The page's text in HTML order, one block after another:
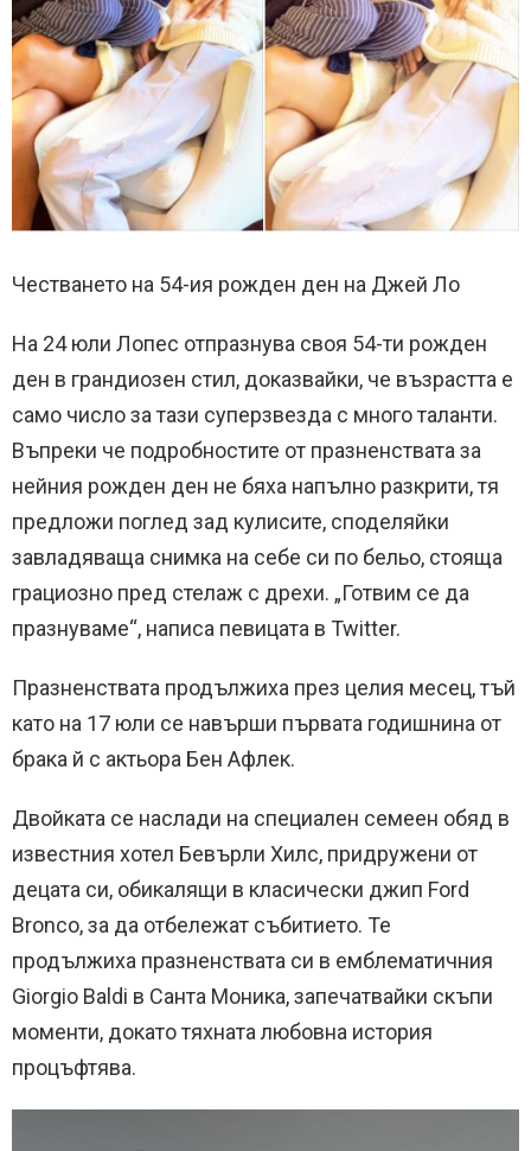
Честването на 54-ия рожден ден на Джей Ло
На 24 юли Лопес отпразнува своя 54-ти рожден
ден в грандиозен стил, доказвайки, че възрастта е
само число за тази суперзвезда с много таланти.
Въпреки че подробностите от празненствата за
нейния рожден ден не бяха напълно разкрити, тя
предложи поглед зад кулисите, споделяйки
завладяваща снимка на себе си по бельо, стояща
грациозно пред стелаж с дрехи. „Готвим се да
празнуваме“, написа певицата в Twitter.
Празненствата продължиха през целия месец, тъй
като на 17 юли се навърши първата годишнина от
брака й с актьора Бен Афлек.
Двойката се наслади на специален семеен обяд в
известния хотел Бевърли Хилс, придружени от
децата си, обикалящи в класически джип Ford
Bronco, за да отбележат събитието. Те
продължиха празненствата си в емблематичния
Giorgio Baldi в Санта Моника, запечатвайки скъпи
моменти, докато тяхната любовна история
процъфтява.